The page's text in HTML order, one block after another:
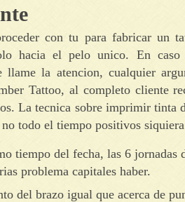
con tu para fabricar un
hacia el pelo unico. En
llame la atencion, cualquier
Tattoo, al completo cliente
La tecnica sobre imprimir tinta
todo el tiempo positivos
tiempo del fecha, las 6 jornadas
problema capitales haber.
del brazo igual que acerca de